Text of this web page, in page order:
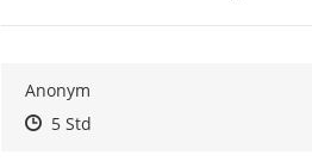
Anonym
Zeitpunkt des Erstellens
Zeitpunkt des Erstellens
5 StdZur Äußerung